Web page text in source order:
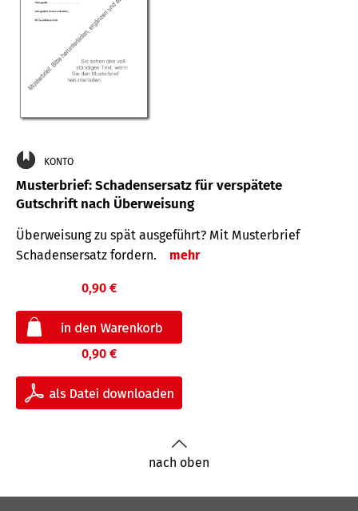
KONTO
Musterbrief: Schadensersatz für verspätete
Gutschrift nach Überweisung
Überweisung zu spät ausgeführt? Mit Musterbrief
Schadensersatz fordern.
mehr
0,90 €
0,90 €
nach oben